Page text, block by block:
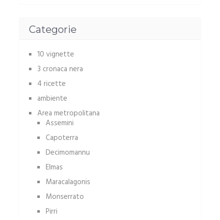
Categorie
10 vignette
3 cronaca nera
4 ricette
ambiente
Area metropolitana
Assemini
Capoterra
Decimomannu
Elmas
Maracalagonis
Monserrato
Pirri